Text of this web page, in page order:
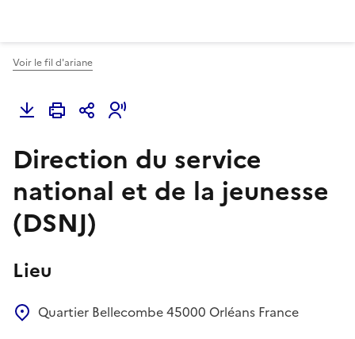
Voir le fil d'ariane
Direction du service
national et de la jeunesse
(DSNJ)
Lieu
Quartier Bellecombe45000 Orléans France